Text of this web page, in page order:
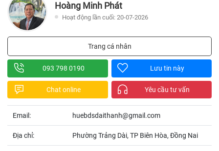
Hoàng Minh Phát
Hoạt động lần cuối: 20-07-2026
Trang cá nhân
093 798 0190 Lưu tin này
Chat online Yêu cầu tư vấn
Email: huebdsdaithanh@gmail.com
Địa chỉ: Phường Trảng Dài, TP Biên Hòa, Đồng Nai